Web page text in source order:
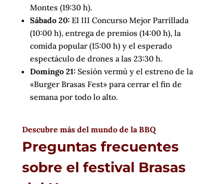
Montes (19:30 h).
Sábado 20: El III Concurso Mejor Parrillada
(10:00 h), entrega de premios (14:00 h), la
comida popular (15:00 h) y el esperado
espectáculo de drones a las 23:30 h.
Domingo 21: Sesión vermú y el estreno de la
«Burger Brasas Fest» para cerrar el fin de
semana por todo lo alto.
Descubre más del mundo de la BBQ
Preguntas frecuentes
sobre el festival Brasas